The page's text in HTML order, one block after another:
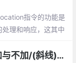
指令的功能是
理和响应，这其中
nginx 配置proxy_pass URL末尾加与不加/(斜线)的区别